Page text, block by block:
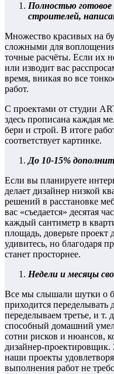
Полностью готовое
строителей,
Множество красивых на
сложными для
точные расчёты. Если их
или изводит вас
время, вникая во все
работ.
С проектами от студии
здесь прописана каждая
бери и строй. В итоге
соответствует картинке.
До 10-15%
Если вы планируете
делает дизайнер низкой
решений в расстановке
вас «съедается» десятая
каждый сантиметр в
площадь, доверьте
удивитесь, но благодаря
станет просторнее.
Недели и месяцы
Все мы слышали шутки о
приходится переделывать
переделываем третье, и т.
способный домашний
сотни рисков и нюансов,
дизайнер-
наши проекты
выполнения работ не